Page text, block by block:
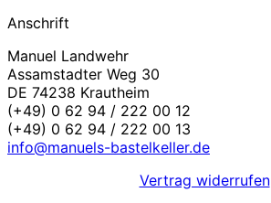
Anschrift
Manuel Landwehr
Assamstadter Weg 30
DE 74238 Krautheim
(+49) 0 62 94 / 222 00 12
(+49) 0 62 94 / 222 00 13
info@manuels-bastelkeller.de
Vertrag widerrufen